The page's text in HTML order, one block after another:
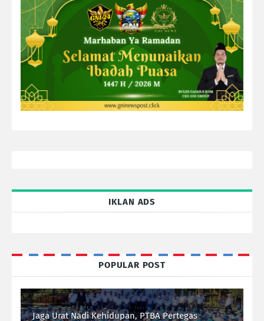
IKLAN ADS
POPULAR POST
Jaga Urat Nadi Kehidupan, PTBA Pertegas